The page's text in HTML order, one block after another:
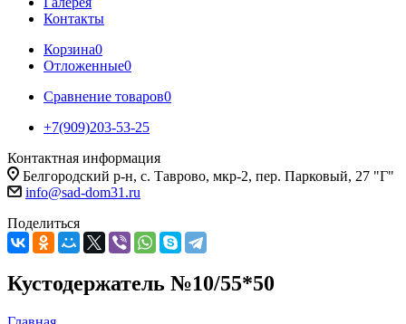
Контакты
Корзина0
Отложенные0
Сравнение товаров0
+7(909)203-53-25
Контактная информация
Белгородский р-н, с. Таврово, мкр-2, пер. Парковый, 27 "Г"
info@sad-dom31.ru
Поделиться
Кустодержатель №10/55*50